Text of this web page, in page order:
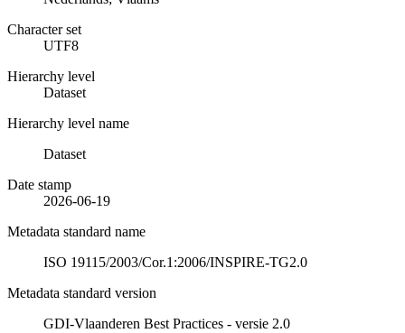
Character set
UTF8
Hierarchy level
Dataset
Hierarchy level name
Dataset
Date stamp
2026-06-19
Metadata standard name
ISO 19115/2003/Cor.1:2006/INSPIRE-TG2.0
Metadata standard version
GDI-Vlaanderen Best Practices - versie 2.0